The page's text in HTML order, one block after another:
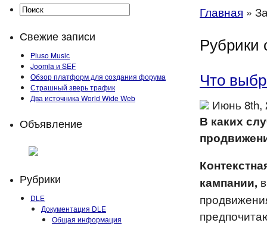
Свежие записи
Pluso Musiс
Joomla и SEF
Обзор платформ для создания форума
Страшный зверь трафик
Два источника World Wide Web
Объявление
Рубрики
DLE
Документация DLE
Общая информация
Главная »
Рубрики
Что
Июнь 8th,
В каких
кампании,